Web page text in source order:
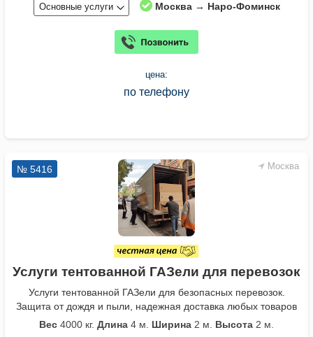
Основные услуги Москва → Наро-Фоминск
цена:
по телефону
Москва
№ 5416
Услуги тентованной ГАЗели для перевозок
Услуги тентованной ГАЗели для безопасных перевозок.
Защита от дождя и пыли, надежная доставка любых товаров
Вес 4000 кг. Длина 4 м. Ширина 2 м. Высота 2 м.